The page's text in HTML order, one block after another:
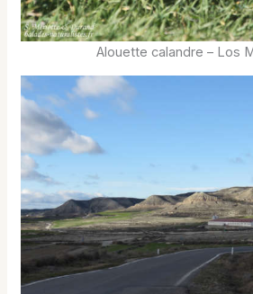
Alouette calandre – Los